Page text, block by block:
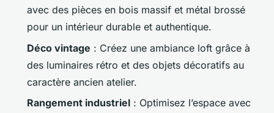
avec des pièces en bois massif et métal brossé
pour un intérieur durable et authentique.
Déco vintage : Créez une ambiance loft grâce à
des luminaires rétro et des objets décoratifs au
caractère ancien atelier.
Rangement industriel : Optimisez l’espace avec